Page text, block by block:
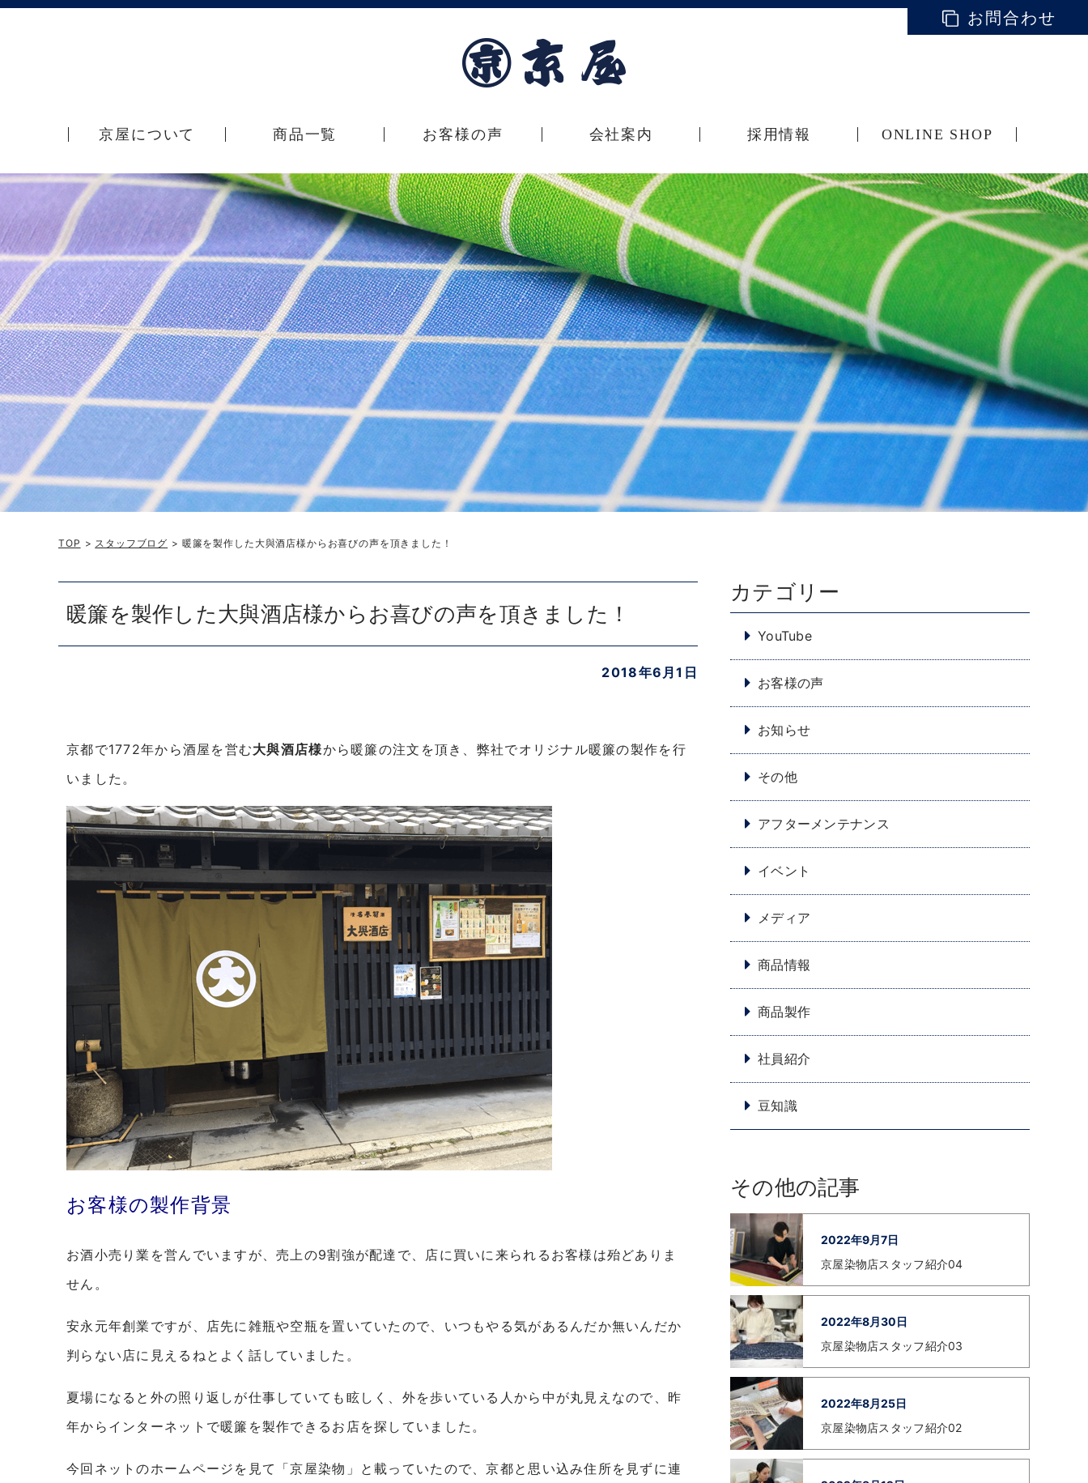
お問合わせ
京屋について 商品一覧 お客様の声 会社案内 採用情報 ONLINE SHOP
TOP > スタッフブログ > 暖簾を製作した大與酒店様からお喜びの声を頂きました！
暖簾を製作した大與酒店様からお喜びの声を頂きました！
2018年6月1日
京都で1772年から酒屋を営む大與酒店様から暖簾の注文を頂き、弊社でオリジナル暖簾の製作を行
いました。
お客様の製作背景
お酒小売り業を営んでいますが、売上の9割強が配達で、店に買いに来られるお客様は殆どありま
せん。
安永元年創業ですが、店先に雑瓶や空瓶を置いていたので、いつもやる気があるんだか無いんだか
判らない店に見えるねとよく話していました。
夏場になると外の照り返しが仕事していても眩しく、外を歩いている人から中が丸見えなので、昨
年からインターネットで暖簾を製作できるお店を探していました。
今回ネットのホームページを見て「京屋染物」と載っていたので、京都と思い込み住所を見ずに連
カテゴリー
YouTube
お客様の声
お知らせ
その他
アフターメンテナンス
イベント
メディア
商品情報
商品製作
社員紹介
豆知識
その他の記事
2022年9月7日
京屋染物店スタッフ紹介04
2022年8月30日
京屋染物店スタッフ紹介03
2022年8月25日
京屋染物店スタッフ紹介02